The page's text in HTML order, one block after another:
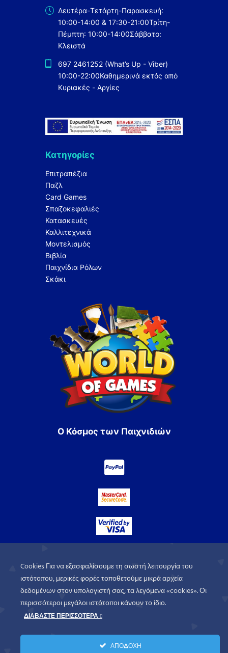
Δευτέρα-Τετάρτη-Παρασκευή:
10:00-14:00 & 17:30-21:00Τρίτη-
Πέμπτη: 10:00-14:00Σάββατο:
Κλειστά
697 2461252 (What’s Up - Viber)
10:00-22:00Καθημερινά εκτός από
Κυριακές - Αργίες
Κατηγορίες
Επιτραπέζια
Παζλ
Card Games
Σπαζοκεφαλιές
Κατασκευές
Καλλιτεχνικά
Μοντελισμός
Βιβλία
Παιχνίδια Ρόλων
Σκάκι
Ο Κόσμος των Παιχνιδιών
© 2026. All rights
Cookies Για να εξασφαλίσουμε τη σωστή λειτουργία του
ιστότοπου, μερικές φορές τοποθετούμε μικρά αρχεία
δεδομένων στον υπολογιστή σας, τα λεγόμενα «cookies». Οι
περισσότεροι μεγάλοι ιστότοποι κάνουν το ίδιο.
ΔΙΑΒΑΣΤΕ ΠΕΡΙΣΣΟΤΕΡΑ
ΑΠΟΔΟΧΗ